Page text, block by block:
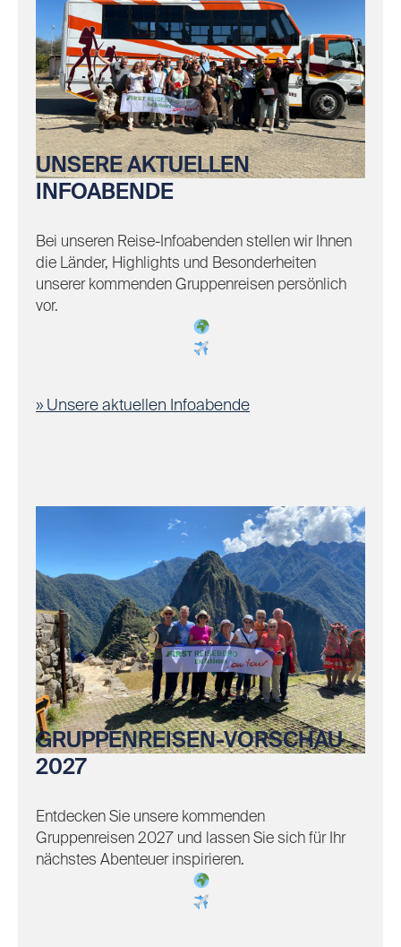
UNSERE AKTUELLEN
INFOABENDE
Bei unseren Reise-Infoabenden stellen wir Ihnen
die Länder, Highlights und Besonderheiten
unserer kommenden Gruppenreisen persönlich
vor.
Unsere aktuellen Infoabende
GRUPPENREISEN-VORSCHAU
2027
Entdecken Sie unsere kommenden
Gruppenreisen 2027 und lassen Sie sich für Ihr
nächstes Abenteuer inspirieren.